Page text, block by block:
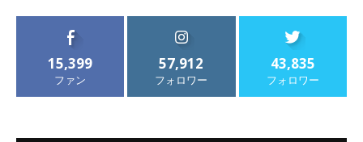
15,399
ファン
57,912
フォロワー
43,835
フォロワー